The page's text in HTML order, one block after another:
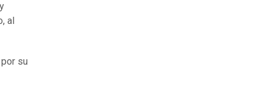
al
su